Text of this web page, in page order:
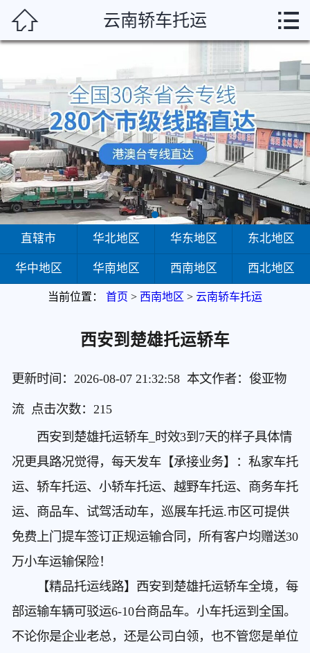
华北地区
华东地区
东北地区
华中地区
华南地区
西南地区
 云南轿车托运 
直辖市 华北地区 华东地区 东北地区
华中地区 华南地区 西南地区 西北地区
当前位置： 首页 > 西南地区 > 云南轿车托运
西安到楚雄托运轿车
更新时间：2026-08-07 21:32:58 本文作者：俊亚物
流 点击次数： 215
西安到楚雄托运轿车_时效3到7天的样子具体情
况更具路况觉得，每天发车【承接业务】：私家车托
运、轿车托运、小轿车托运、越野车托运、商务车托
运、商品车、试驾活动车，巡展车托运.市区可提供
免费上门提车签订正规运输合同，所有客户均赠送30
万小车运输保险！
【精品托运线路】西安到楚雄托运轿车全境，每
部运输车辆可驳运6-10台商品车。小车托运到全国。
不论你是企业老总，还是公司白领，也不管您是单位